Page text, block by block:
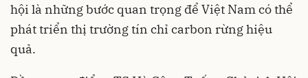
hội là những bước quan trọng để Việt Nam có thể
phát triển thị trường tín chỉ carbon rừng hiệu
quả.